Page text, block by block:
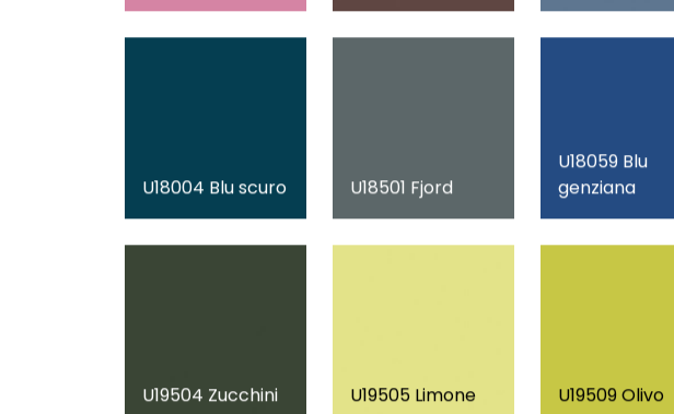
U18004 Blu scuro U18501 Fjord
U18059 Blu
genziana
U19504 Zucchini U19505 Limone U19509 Olivo